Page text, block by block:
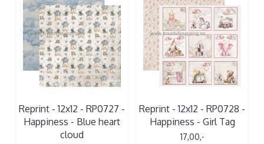
Reprint - 12x12 - RP0727 -
Happiness - Blue heart
cloud
Reprint - 12x12 - RP0728 -
Happiness - Girl Tag
17,00,-